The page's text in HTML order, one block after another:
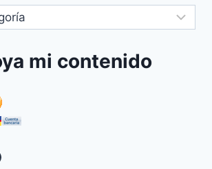
mi contenido